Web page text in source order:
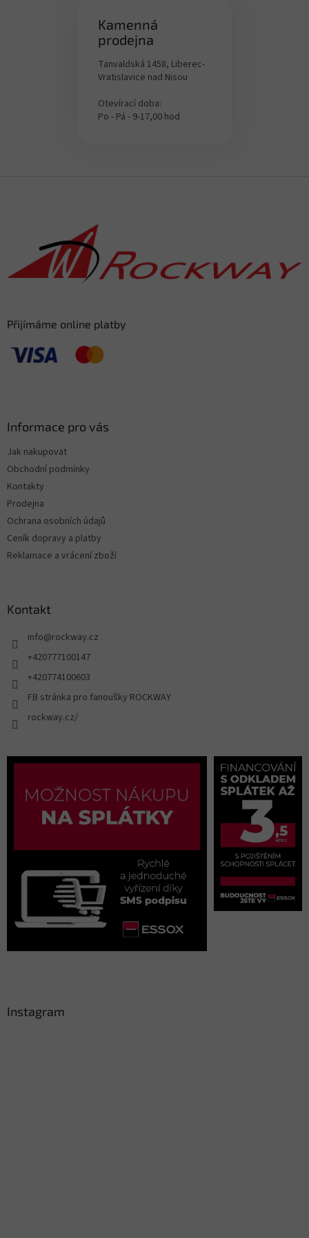
Kamenná
prodejna
Tanvaldská 1458, Liberec-
Vratislavice nad Nisou
Otevírací doba:
Po - Pá - 9-17,00 hod
Přijímáme online platby
Informace pro vás
Jak nakupovat
Obchodní podmínky
Kontakty
Prodejna
Ochrana osobních údajů
Ceník dopravy a platby
Reklamace a vrácení zboží
Kontakt
info@rockway.cz
+420777100147
+420774100603
FB stránka pro fanoušky ROCKWAY
rockway.cz/
Instagram